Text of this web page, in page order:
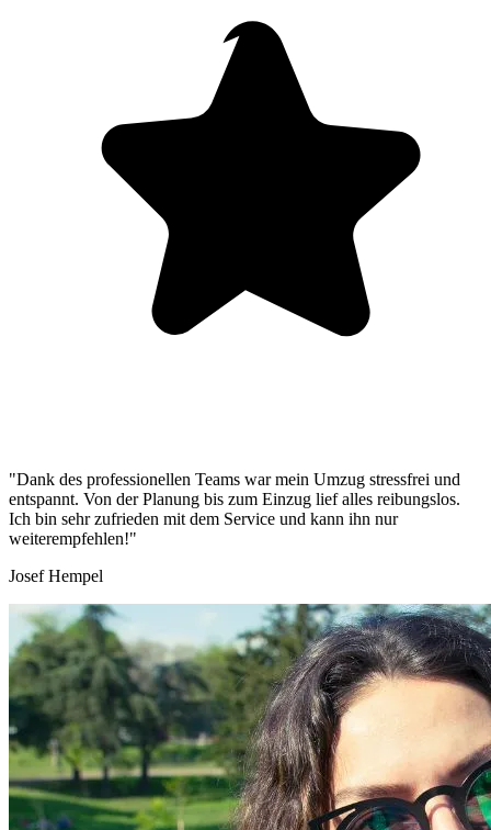
"Dank des professionellen Teams war mein Umzug stressfrei und
entspannt. Von der Planung bis zum Einzug lief alles reibungslos.
Ich bin sehr zufrieden mit dem Service und kann ihn nur
weiterempfehlen!"
Josef Hempel